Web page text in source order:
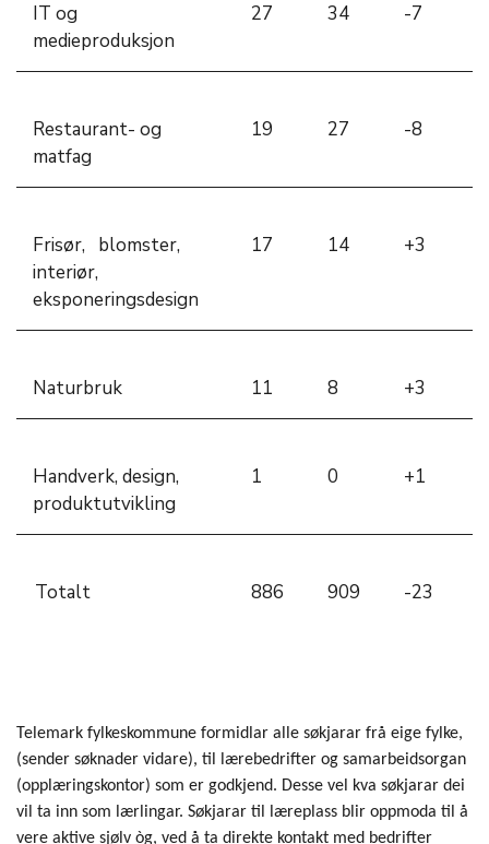
IT og
medieproduksjon
27 34 -7
Restaurant- og
matfag
19 27 -8
Frisør, blomster,
interiør,
eksponeringsdesign
17 14 +3
Naturbruk 11 8 +3
Handverk, design,
produktutvikling
1 0 +1
Totalt 886 909 -23
Telemark fylkeskommune formidlar alle søkjarar frå eige fylke,
(sender søknader vidare), til lærebedrifter og samarbeidsorgan
(opplæringskontor) som er godkjend. Desse vel kva søkjarar dei
vil ta inn som lærlingar. Søkjarar til læreplass blir oppmoda til å
vere aktive sjølv òg, ved å ta direkte kontakt med bedrifter